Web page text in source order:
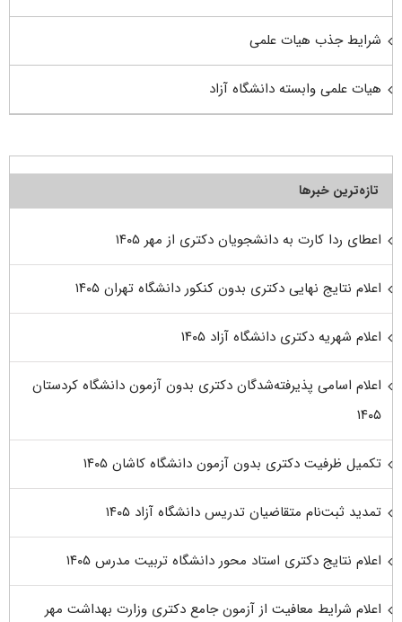
شرایط جذب هیات علمی
هیات علمی وابسته دانشگاه آزاد
تازه‌ترین خبرها
اعطای ردا کارت به دانشجویان دکتری از مهر ۱۴۰۵
اعلام نتایج نهایی دکتری بدون کنکور دانشگاه تهران ۱۴۰۵
اعلام شهریه دکتری دانشگاه آزاد ۱۴۰۵
اعلام اسامی پذیرفته‌شدگان دکتری بدون آزمون دانشگاه کردستان
۱۴۰۵
تکمیل ظرفیت دکتری بدون آزمون دانشگاه کاشان ۱۴۰۵
تمدید ثبت‌نام متقاضیان تدریس دانشگاه آزاد ۱۴۰۵
اعلام نتایج دکتری استاد محور دانشگاه تربیت مدرس ۱۴۰۵
اعلام شرایط معافیت از آزمون جامع دکتری وزارت بهداشت مهر